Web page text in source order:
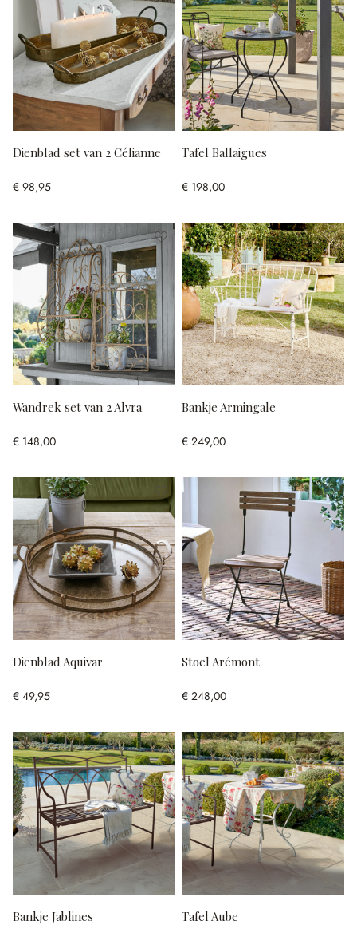
Dienblad set van 2 Célianne
€ 98,95
Tafel Ballaigues
€ 198,00
Wandrek set van 2 Alvra
€ 148,00
Bankje Armingale
€ 249,00
Dienblad Aquivar
€ 49,95
Stoel Arémont
€ 248,00
Bankje Jablines Tafel Aube